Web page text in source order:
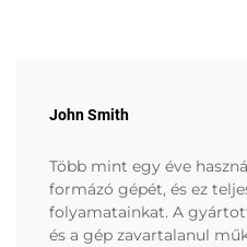
John Smith
Több mint egy éve
formázó gépét, és ez
folyamatainkat. A
és a gép zavartalanul